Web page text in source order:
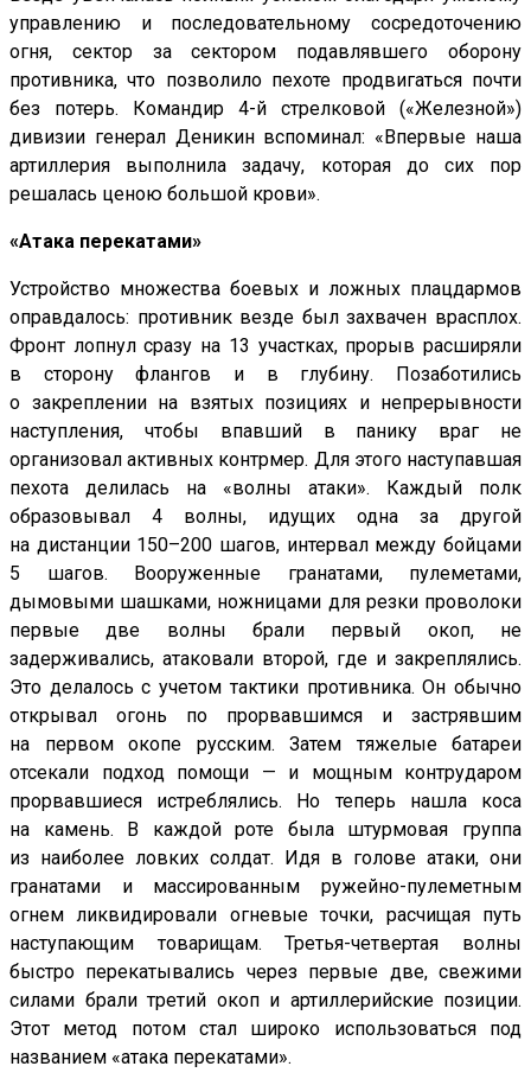
управлению и последовательному сосредоточению
огня, сектор за сектором подавлявшего оборону
противника, что позволило пехоте продвигаться почти
без потерь. Командир 4-й стрелковой («Железной»)
дивизии генерал Деникин вспоминал: «Впервые наша
артиллерия выполнила задачу, которая до сих пор
решалась ценою большой крови».
«Атака перекатами»
Устройство множества боевых и ложных плацдармов
оправдалось: противник везде был захвачен врасплох.
Фронт лопнул сразу на 13 участках, прорыв расширяли
в сторону флангов и в глубину. Позаботились
о закреплении на взятых позициях и непрерывности
наступления, чтобы впавший в панику враг не
организовал активных контрмер. Для этого наступавшая
пехота делилась на «волны атаки». Каждый полк
образовывал 4 волны, идущих одна за другой
на дистанции 150–200 шагов, интервал между бойцами
5 шагов. Вооруженные гранатами, пулеметами,
дымовыми шашками, ножницами для резки проволоки
первые две волны брали первый окоп, не
задерживались, атаковали второй, где и закреплялись.
Это делалось с учетом тактики противника. Он обычно
открывал огонь по прорвавшимся и застрявшим
на первом окопе русским. Затем тяжелые батареи
отсекали подход помощи — и мощным контрударом
прорвавшиеся истреблялись. Но теперь нашла коса
на камень. В каждой роте была штурмовая группа
из наиболее ловких солдат. Идя в голове атаки, они
гранатами и массированным ружейно-пулеметным
огнем ликвидировали огневые точки, расчищая путь
наступающим товарищам. Третья-четвертая волны
быстро перекатывались через первые две, свежими
силами брали третий окоп и артиллерийские позиции.
Этот метод потом стал широко использоваться под
названием «атака перекатами».